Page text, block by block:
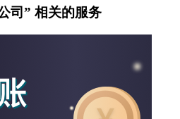
司” 相关的服务